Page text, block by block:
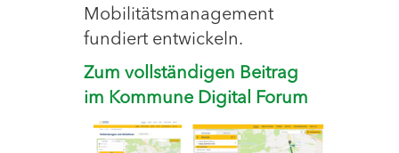
Mobilitätsmanagement
fundiert entwickeln.
Zum vollständigen Beitrag
im Kommune Digital Forum